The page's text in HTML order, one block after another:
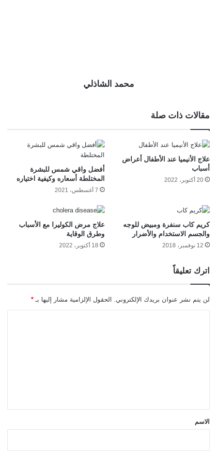
محمد الشاذلي
مقالات ذات صلة
علاج الأنيميا عند الأطفال أعراض
أسباب
20 أكتوبر، 2022
أفضل واقي شمس للبشرة
المختلطة أسعاره وكيفية اختياره
7 أغسطس، 2021
كريم كاب سنفرة ومبيض للوجه
والجسم الاستخدام والأضرار
12 نوفمبر، 2018
علاج مرض الكوليرا مع الأسباب
وطرق الوقاية
18 أكتوبر، 2022
اترك تعليقاً
لن يتم نشر عنوان بريدك الإلكتروني. الحقول الإلزامية مشار إليها بـ *
*الاسم